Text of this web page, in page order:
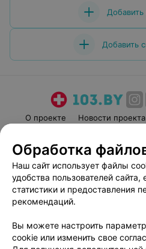
Добавить
О проекте Новости проекта
Пользовательское
Вакансии
Написать
Обработка
Обработка
Наш сайт использует файлы
удобства пользователей сайта,
статистики и предоставления
рекомендаций.
Вы можете настроить
cookie или изменить свое